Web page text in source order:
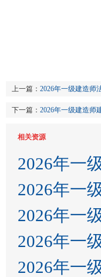
上一篇： 2026年一级建造师
下一篇： 2026年一级建造师
相关资源
2026年一
2026年一
2026年一
2026年一
2026年一